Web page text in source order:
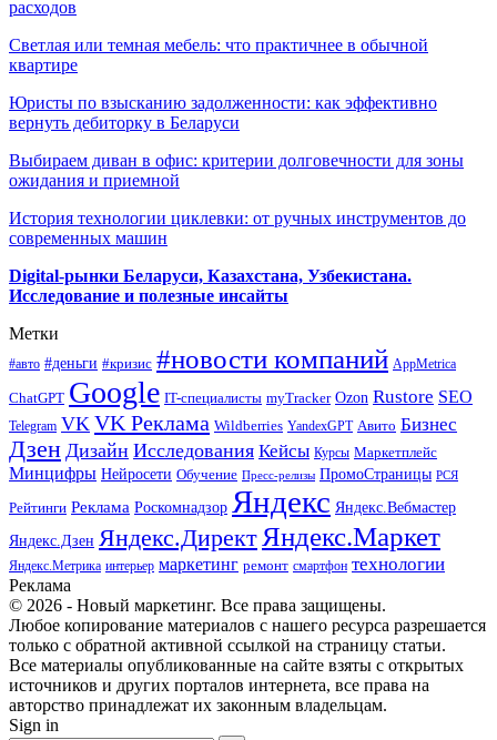
расходов
Светлая или темная мебель: что практичнее в обычной
квартире
Юристы по взысканию задолженности: как эффективно
вернуть дебиторку в Беларуси
Выбираем диван в офис: критерии долговечности для зоны
ожидания и приемной
История технологии циклевки: от ручных инструментов до
современных машин
Digital-рынки Беларуси, Казахстана, Узбекистана.
Исследование и полезные инсайты
Метки
#авто #деньги #кризис #новости компаний AppMetrica
ChatGPT Google IT-специалисты myTracker Ozon Rustore SEO
Telegram VK VK Реклама Wildberries YandexGPT Авито Бизнес
Дзен Дизайн Исследования Кейсы Курсы Маркетплейс
Минцифры Нейросети Обучение Пресс-релизы ПромоСтраницы РСЯ
Рейтинги Реклама Роскомнадзор Яндекс Яндекс.Вебмастер
Яндекс.Дзен Яндекс.ДиректЯндекс.Маркет
Яндекс.Метрика интерьер маркетинг ремонт смартфон технологии
Реклама
© 2026 - Новый маркетинг. Все права защищены.
Любое копирование материалов с нашего ресурса разрешается
только с обратной активной ссылкой на страницу статьи.
Все материалы опубликованные на сайте взяты с открытых
источников и других порталов интернета, все права на
авторство принадлежат их законным владельцам.
Sign in